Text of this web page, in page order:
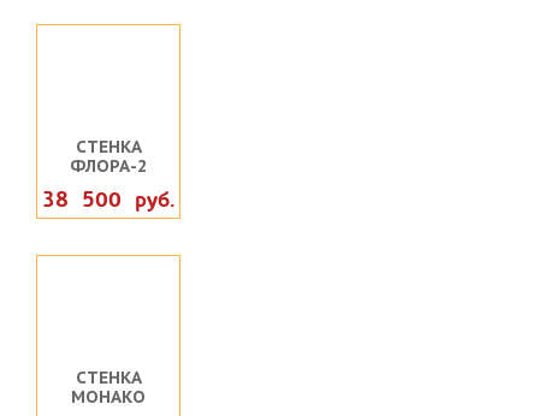
СТЕНКА
ФЛОРА-2
38 500 руб.
СТЕНКА
МОНАКО